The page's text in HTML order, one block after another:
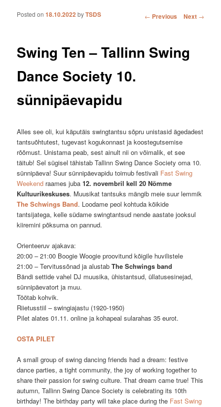
Post navigation
← Previous Next →
Swing Ten – Tallinn Swing
Dance Society 10.
sünnipäevapidu
Posted on18.10.2022byTSDS
Alles see oli, kui käputäis swingtantsu sõpru unistasid ägedadest
tantsuõhtutest, tugevast kogukonnast ja koostegutsemise
rõõmust. Unistama peab, sest ainult nii on võimalik, et see
täitub! Sel sügisel tähistab Tallinn Swing Dance Society oma 10.
sünnipäeva! Suur sünnipäevapidu toimub festivali Fast Swing
Weekend raames juba12. novembril kell 20 Nõmme
Kultuurikeskuses. Muusikat tantsuks mängib meie suur lemmik
The Schwings Band. Loodame peol kohtuda kõikide
tantsijatega, kelle südame swingtantsud nende aastate jooksul
kiiremini põksuma on pannud.
Orienteeruv ajakava:
20:00 – 21:00 Boogie Woogie proovitund kõigile huvilistele
21:00 – Tervitussõnad ja alustabThe Schwings band
Bändi settide vahel DJ muusika, ühistantsud, üllatusesinejad,
sünnipäevatort ja muu.
Töötab kohvik.
Riietusstiil – swingiajastu (1920-1950)
Pilet alates 01.11. online ja kohapeal sularahas 35 eurot.
OSTA PILET
A small group of swing dancing friends had a dream: festive
dance parties, a tight community, the joy of working together to
share their passion for swing culture. That dream came true! This
autumn, Tallinn Swing Dance Society is celebrating its 10th
birthday! The birthday party will take place during the Fast Swing